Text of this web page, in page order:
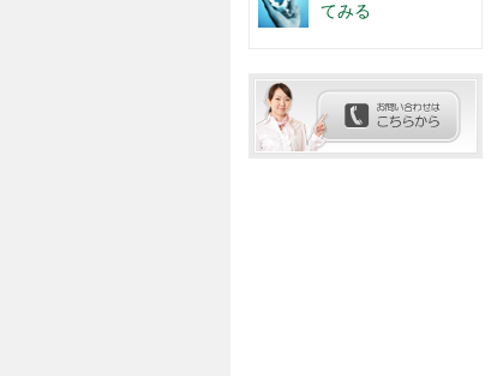
てみる